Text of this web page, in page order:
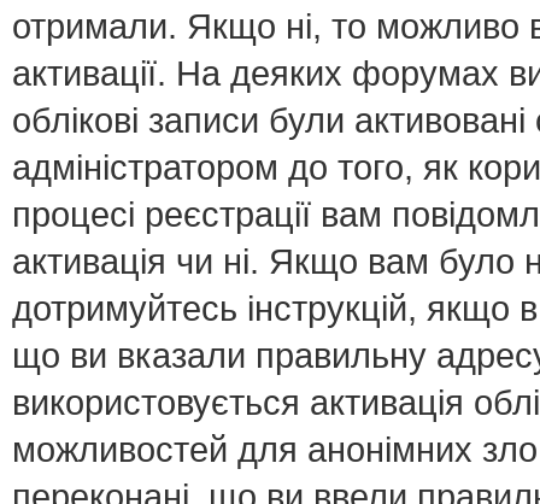
отримали. Якщо ні, то можливо
активації. На деяких форумах
облікові записи були
адміністратором до того, як
процесі реєстрації вам
активація чи ні. Якщо вам
дотримуйтесь інструкцій,
що ви вказали правильну
використовується активація
можливостей для анонімних